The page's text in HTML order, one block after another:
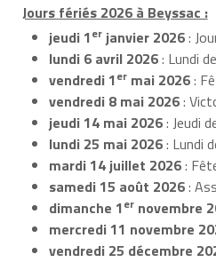
Jours fériés 2026 à Beyssac :
jeudi 1er janvier 2026:
lundi 6 avril 2026: Lundi
vendredi 1er mai 2026:
vendredi 8 mai 2026:
jeudi 14 mai 2026: Jeudi
lundi 25 mai 2026: Lundi
mardi 14 juillet 2026:
samedi 15 août 2026:
dimanche 1er novembre
mercredi 11 novembre
vendredi 25 décembre